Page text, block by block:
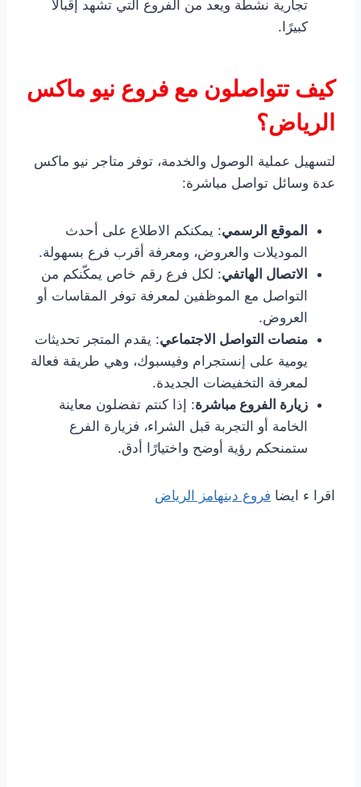
تجارية نشطة ويعد من الفروع التي تشهد إقبالًا
كبيرًا.
كيف تتواصلون مع فروع نيو ماكس
الرياض؟
لتسهيل عملية الوصول والخدمة، توفر متاجر نيو ماكس
عدة وسائل تواصل مباشرة:
الموقع الرسمي: يمكنكم الاطلاع على أحدث
الموديلات والعروض، ومعرفة أقرب فرع بسهولة.
الاتصال الهاتفي: لكل فرع رقم خاص يمكّنكم من
التواصل مع الموظفين لمعرفة توفر المقاسات أو
العروض.
منصات التواصل الاجتماعي: يقدم المتجر تحديثات
يومية على إنستجرام وفيسبوك، وهي طريقة فعالة
لمعرفة التخفيضات الجديدة.
زيارة الفروع مباشرة: إذا كنتم تفضلون معاينة
الخامة أو التجربة قبل الشراء، فزيارة الفرع
ستمنحكم رؤية أوضح واختيارًا أدق.
اقرا ء ايضا فروع دبنهامز الرياض